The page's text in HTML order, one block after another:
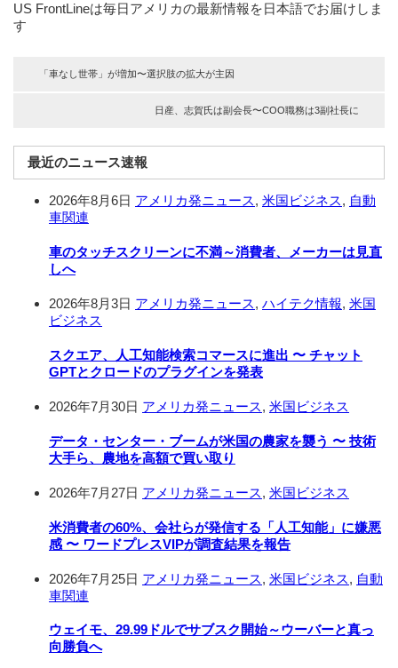
US FrontLineは毎日アメリカの最新情報を日本語でお届けしま
す
「車なし世帯」が増加〜選択肢の拡大が主因
日産、志賀氏は副会長〜COO職務は3副社長に
最近のニュース速報
2026年8月6日 アメリカ発ニュース, 米国ビジネス, 自動
車関連
車のタッチスクリーンに不満～消費者、メーカーは見直
しへ
2026年8月3日 アメリカ発ニュース, ハイテク情報, 米国
ビジネス
スクエア、人工知能検索コマースに進出 〜 チャット
GPTとクロードのプラグインを発表
2026年7月30日 アメリカ発ニュース, 米国ビジネス
データ・センター・ブームが米国の農家を襲う 〜 技術
大手ら、農地を高額で買い取り
2026年7月27日 アメリカ発ニュース, 米国ビジネス
米消費者の60%、会社らが発信する「人工知能」に嫌悪
感 〜 ワードプレスVIPが調査結果を報告
2026年7月25日 アメリカ発ニュース, 米国ビジネス, 自動
車関連
ウェイモ、29.99ドルでサブスク開始～ウーバーと真っ
向勝負へ